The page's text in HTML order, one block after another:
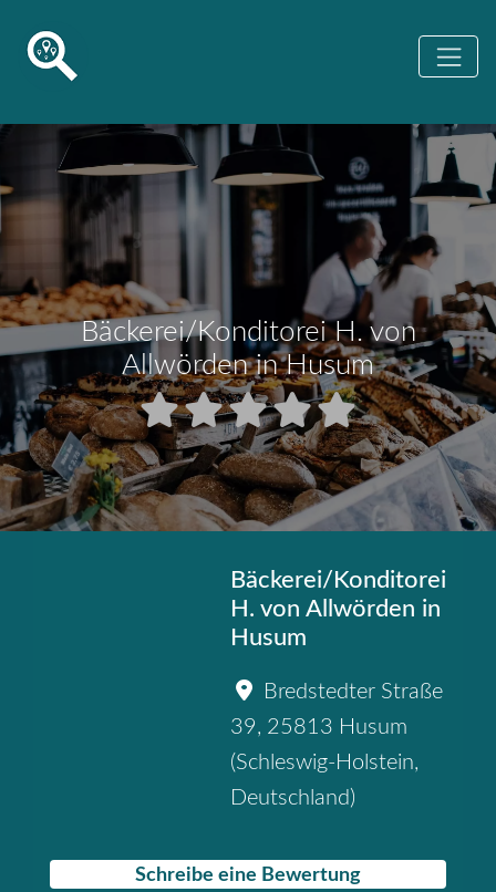
Bäckerei/Konditorei H. von
Allwörden in Husum
Bäckerei/Konditorei
H. von Allwörden in
Husum
Bredstedter Straße
39, 25813 Husum
(Schleswig-Holstein,
Deutschland)
Schreibe eine Bewertung